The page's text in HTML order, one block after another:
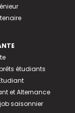
étudiants
et Alternance
saisonnier